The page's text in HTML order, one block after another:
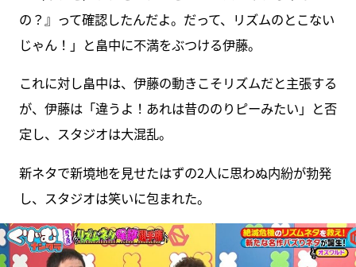
の？』って確認したんだよ。だって、リズムのとこない
じゃん！」と畠中に不満をぶつける伊藤。
これに対し畠中は、伊藤の動きこそリズムだと主張する
が、伊藤は「違うよ！あれは昔ののりピーみたい」と否
定し、スタジオは大混乱。
新ネタで新境地を見せたはずの2人に思わぬ内紛が勃発
し、スタジオは笑いに包まれた。